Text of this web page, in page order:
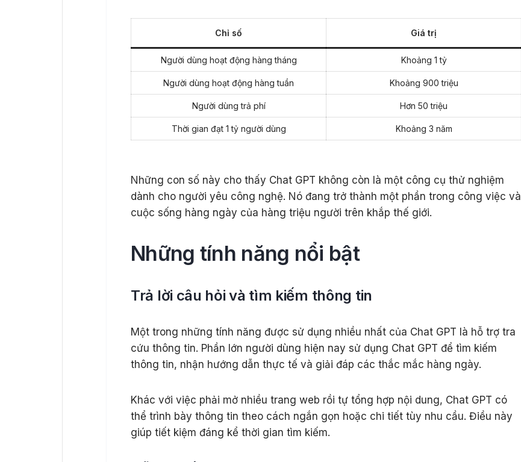
Chỉ số Giá trị
Người dùng hoạt động hàng tháng Khoảng 1 tỷ
Người dùng hoạt động hàng tuần Khoảng 900 triệu
Người dùng trả phí Hơn 50 triệu
Thời gian đạt 1 tỷ người dùng Khoảng 3 năm
Những con số này cho thấy Chat GPT không còn là một công cụ thử nghiệm
dành cho người yêu công nghệ. Nó đang trở thành một phần trong công việc và
cuộc sống hàng ngày của hàng triệu người trên khắp thế giới.
Những tính năng nổi bật
Trả lời câu hỏi và tìm kiếm thông tin
Một trong những tính năng được sử dụng nhiều nhất của Chat GPT là hỗ trợ tra
cứu thông tin. Phần lớn người dùng hiện nay sử dụng Chat GPT để tìm kiếm
thông tin, nhận hướng dẫn thực tế và giải đáp các thắc mắc hàng ngày.
Khác với việc phải mở nhiều trang web rồi tự tổng hợp nội dung, Chat GPT có
thể trình bày thông tin theo cách ngắn gọn hoặc chi tiết tùy nhu cầu. Điều này
giúp tiết kiệm đáng kể thời gian tìm kiếm.